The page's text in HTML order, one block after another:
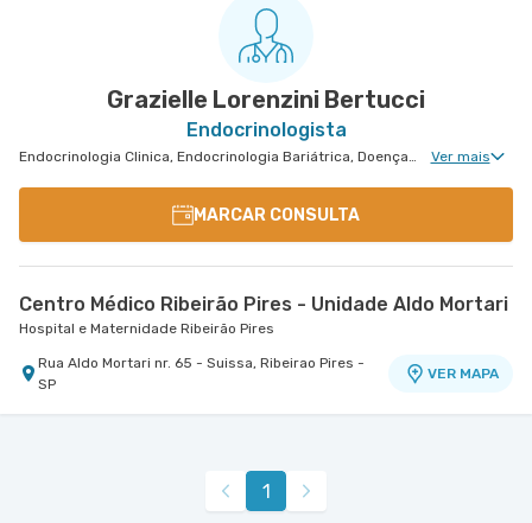
Grazielle Lorenzini Bertucci
Endocrinologista
Endocrinologia Clinica, Endocrinologia Bariátrica, Doenças Osteometabólicas, Doenças da Hipófise Ver mais
MARCAR CONSULTA
Centro Médico Ribeirão Pires - Unidade Aldo Mortari
Hospital e Maternidade Ribeirão Pires
Rua Aldo Mortari nr. 65 - Suissa, Ribeirao Pires -
SP
VER MAPA
1